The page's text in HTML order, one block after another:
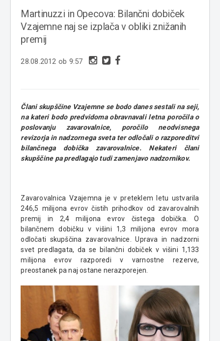
Martinuzzi in Opecova: Bilančni dobiček
Vzajemne naj se izplača v obliki znižanih
premij
28.08.2012 ob 9:57
Člani skupščine Vzajemne se bodo danes sestali na seji,
na kateri bodo predvidoma obravnavali letna poročila o
poslovanju zavarovalnice, poročilo neodvisnega
revizorja in nadzornega sveta ter odločali o razporeditvi
bilančnega dobička zavarovalnice. Nekateri člani
skupščine pa predlagajo tudi zamenjavo nadzornikov.
Zavarovalnica Vzajemna je v preteklem letu ustvarila
246,5 milijona evrov čistih prihodkov od zavarovalnih
premij in 2,4 milijona evrov čistega dobička. O
bilančnem dobičku v višini 1,3 milijona evrov mora
odločati skupščina zavarovalnice. Uprava in nadzorni
svet predlagata, da se bilančni dobiček v višini 1,133
milijona evrov razporedi v varnostne rezerve,
preostanek pa naj ostane nerazporejen.